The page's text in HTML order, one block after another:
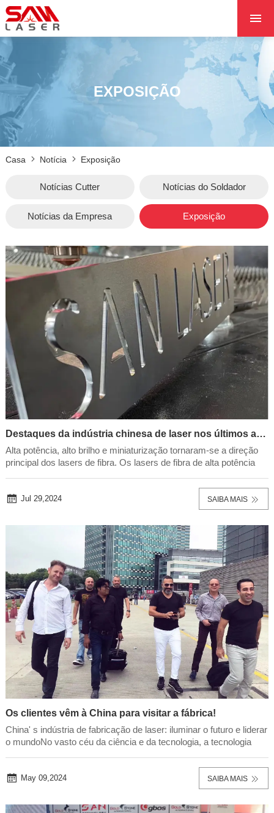
QUEM SOMOS
PRODUTOS
PROJETOS
NOTÍCIA
EXPOSIÇÃO
Casa Notícia Exposição
Notícias Cutter Notícias do Soldador
Notícias da Empresa Exposição
Destaques da indústria chinesa de laser nos últimos anos!
Alta potência, alto brilho e miniaturização tornaram-se a direção
principal dos lasers de fibra. Os lasers de fibra de alta potência
oferecem lasers de fibra de onda contínua (CW) de até 60 kW.
Além disso, o foco na mi...
Jul 29,2024 SAIBA MAIS
Os clientes vêm à China para visitar a fábrica!
China' s indústria de fabricação de laser: iluminar o futuro e liderar
o mundoNo vasto céu da ciência e da tecnologia, a tecnologia
atualização da indústria de manufatura com seu charme único e
energia poderosa. No ...
May 09,2024 SAIBA MAIS